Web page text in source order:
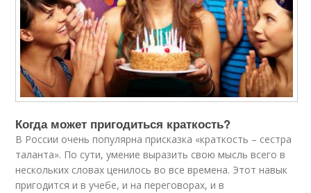
Когда может пригодиться краткость?
В России очень популярна присказка «краткость – сестра
таланта». По сути, умение выразить свою мысль всего в
нескольких словах ценилось во все времена. Этот навык
пригодится и в учебе, и на переговорах, и в